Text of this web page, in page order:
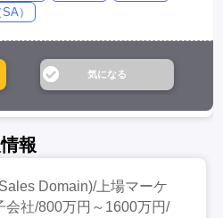
）
報
Domain)/上場マーケ
会社/800万円～1600万円/